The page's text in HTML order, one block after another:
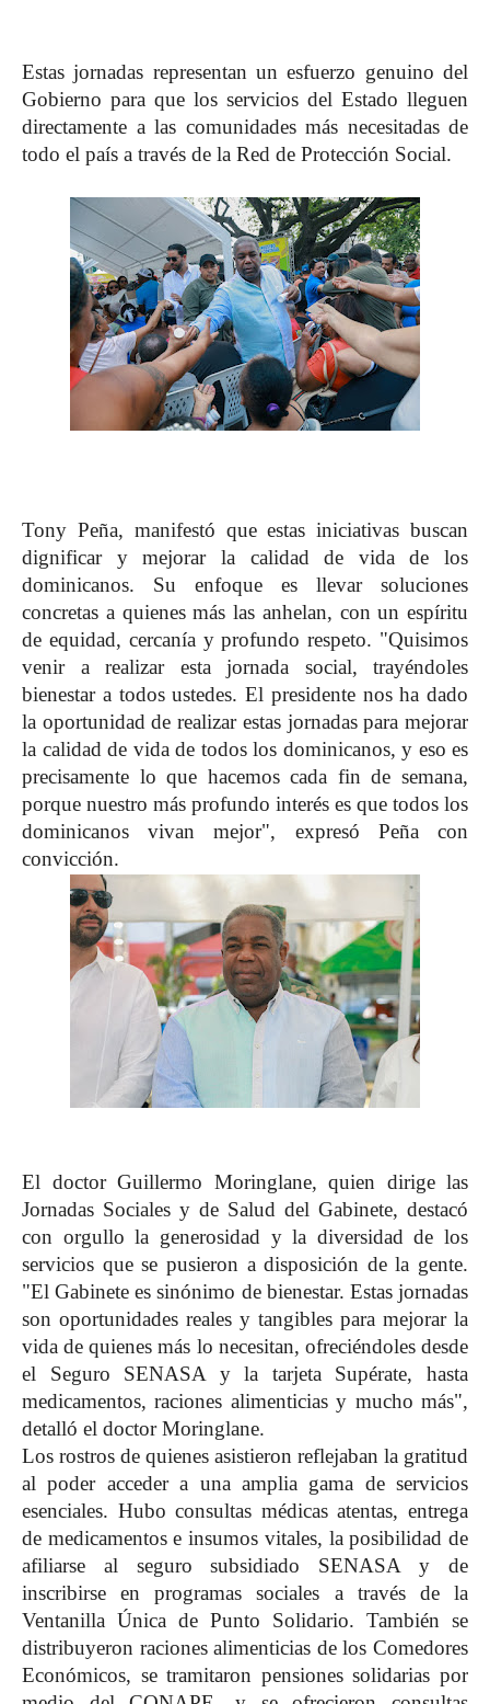
Estas jornadas representan un esfuerzo genuino del
Gobierno para que los servicios del Estado lleguen
directamente a las comunidades más necesitadas de
todo el país a través de la Red de Protección Social.
Tony Peña, manifestó que estas iniciativas buscan
dignificar y mejorar la calidad de vida de los
dominicanos. Su enfoque es llevar soluciones
concretas a quienes más las anhelan, con un espíritu
de equidad, cercanía y profundo respeto. "Quisimos
venir a realizar esta jornada social, trayéndoles
bienestar a todos ustedes. El presidente nos ha dado
la oportunidad de realizar estas jornadas para mejorar
la calidad de vida de todos los dominicanos, y eso es
precisamente lo que hacemos cada fin de semana,
porque nuestro más profundo interés es que todos los
dominicanos vivan mejor", expresó Peña con
convicción.
El doctor Guillermo Moringlane, quien dirige las
Jornadas Sociales y de Salud del Gabinete, destacó
con orgullo la generosidad y la diversidad de los
servicios que se pusieron a disposición de la gente.
"El Gabinete es sinónimo de bienestar. Estas jornadas
son oportunidades reales y tangibles para mejorar la
vida de quienes más lo necesitan, ofreciéndoles desde
el Seguro SENASA y la tarjeta Supérate, hasta
medicamentos, raciones alimenticias y mucho más",
detalló el doctor Moringlane.
Los rostros de quienes asistieron reflejaban la gratitud
al poder acceder a una amplia gama de servicios
esenciales. Hubo consultas médicas atentas, entrega
de medicamentos e insumos vitales, la posibilidad de
afiliarse al seguro subsidiado SENASA y de
inscribirse en programas sociales a través de la
Ventanilla Única de Punto Solidario. También se
distribuyeron raciones alimenticias de los Comedores
Económicos, se tramitaron pensiones solidarias por